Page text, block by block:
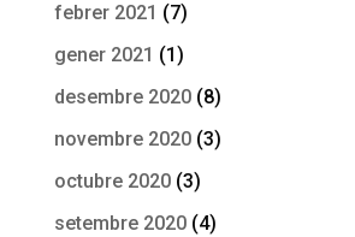
febrer 2021 (7)
gener 2021 (1)
desembre 2020(8)
novembre 2020(3)
octubre 2020(3)
setembre 2020(4)